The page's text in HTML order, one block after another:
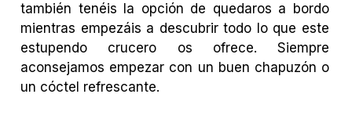
también tenéis la opción de quedaros a bordo
mientras empezáis a descubrir todo lo que este
estupendo crucero os ofrece. Siempre
aconsejamos empezar con un buen chapuzón o
un cóctel refrescante.